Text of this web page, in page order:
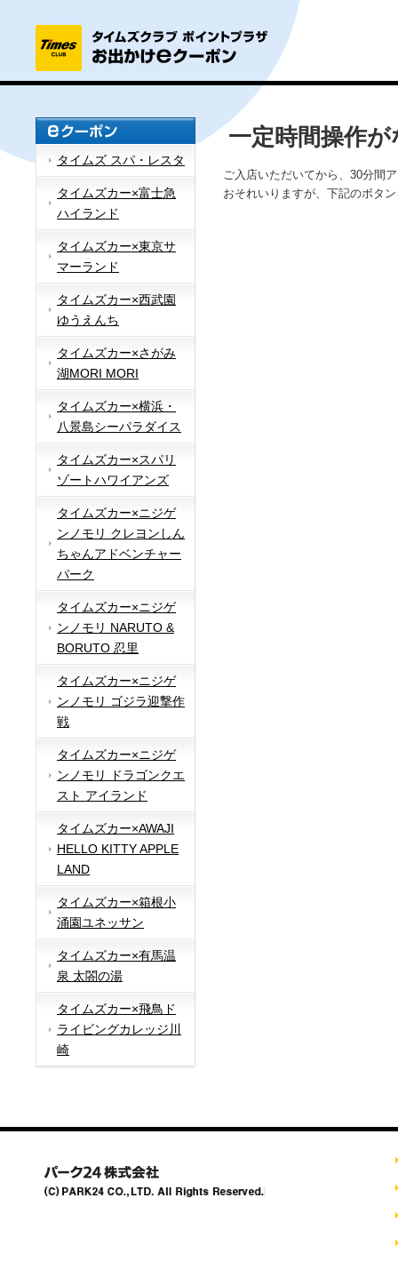
タイムズ スパ・レスタ
タイムズカー×富士急
ハイランド
タイムズカー×東京サ
マーランド
タイムズカー×西武園
ゆうえんち
タイムズカー×さがみ
湖MORI MORI
タイムズカー×横浜・
八景島シーパラダイス
タイムズカー×スパリ
ゾートハワイアンズ
タイムズカー×ニジゲ
ンノモリ クレヨンしん
ちゃんアドベンチャー
パーク
タイムズカー×ニジゲ
ンノモリ NARUTO &
BORUTO 忍里
タイムズカー×ニジゲ
ンノモリ ゴジラ迎撃作
戦
タイムズカー×ニジゲ
ンノモリ ドラゴンクエ
スト アイランド
タイムズカー×AWAJI
HELLO KITTY APPLE
LAND
タイムズカー×箱根小
涌園ユネッサン
タイムズカー×有馬温
泉 太閤の湯
タイムズカー×飛鳥ド
ライビングカレッジ川
崎
一定時間操作
ご入店いただいてから、30分間
おそれいりますが、下記のボタ